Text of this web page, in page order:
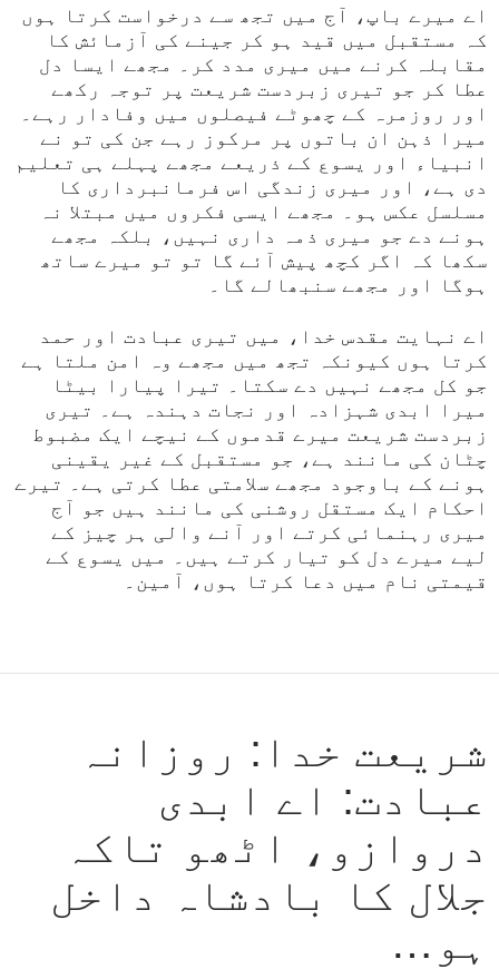
اے میرے باپ، آج میں تجھ سے درخواست کرتا ہوں
کہ مستقبل میں قید ہو کر جینے کی آزمائش کا
مقابلہ کرنے میں میری مدد کر۔ مجھے ایسا دل
عطا کر جو تیری زبردست شریعت پر توجہ رکھے
اور روزمرہ کے چھوٹے فیصلوں میں وفادار رہے۔
میرا ذہن ان باتوں پر مرکوز رہے جن کی تو نے
انبیاء اور یسوع کے ذریعے مجھے پہلے ہی تعلیم
دی ہے، اور میری زندگی اس فرمانبرداری کا
مسلسل عکس ہو۔ مجھے ایسی فکروں میں مبتلا نہ
ہونے دے جو میری ذمہ داری نہیں، بلکہ مجھے
سکھا کہ اگر کچھ پیش آئے گا تو تو میرے ساتھ
ہوگا اور مجھے سنبھالے گا۔
اے نہایت مقدس خدا، میں تیری عبادت اور حمد
کرتا ہوں کیونکہ تجھ میں مجھے وہ امن ملتا ہے
جو کل مجھے نہیں دے سکتا۔ تیرا پیارا بیٹا
میرا ابدی شہزادہ اور نجات دہندہ ہے۔ تیری
زبردست شریعت میرے قدموں کے نیچے ایک مضبوط
چٹان کی مانند ہے، جو مستقبل کے غیر یقینی
ہونے کے باوجود مجھے سلامتی عطا کرتی ہے۔ تیرے
احکام ایک مستقل روشنی کی مانند ہیں جو آج
میری رہنمائی کرتے اور آنے والی ہر چیز کے
لیے میرے دل کو تیار کرتے ہیں۔ میں یسوع کے
قیمتی نام میں دعا کرتا ہوں، آمین۔
شریعت خدا: روزانہ
عبادت: اے ابدی
دروازو، اٹھو تاکہ
جلال کا بادشاہ داخل
ہو…